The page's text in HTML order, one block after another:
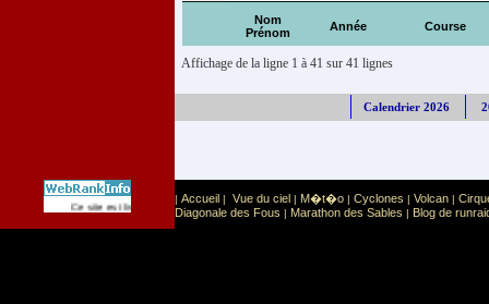
Nom
Prénom
Année Course
Affichage de la ligne 1 à 41 sur 41 lignes
Calendrier 2026
Ce site est list� dans la cat�gorie Sport: Sports extr�mes
| Accueil | Vue du ciel | M�t�o | Cyclones | Volcan |
Diagonale des Fous | Marathon des Sables | Blog de